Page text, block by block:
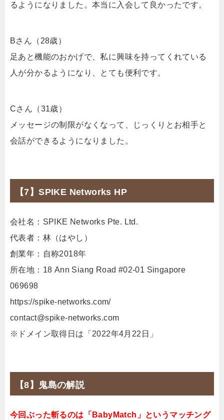
るようになりました。本当に入会して良かったです。
Bさん（28歳）
足あと機能のおかげで、私に興味を持ってくれている
人が分かるようになり、とても便利です。
Cさん（31歳）
メッセージの制限がなくなって、じっくりとお相手と
会話ができるようになりました。
【7】SPIKE Networks HP
会社名：SPIKE Networks Pte. Ltd.
代表者：林（はやし）
創業年：自称2018年
所在地：18 Ann Siang Road #02-01 Singapore
069698
https://spike-networks.com/
contact@spike-networks.com
※ドメイン取得日は「2022年4月22日」
【8】鬼島の解説
今回ぶった斬るのは「BabyMatch」というマッチング